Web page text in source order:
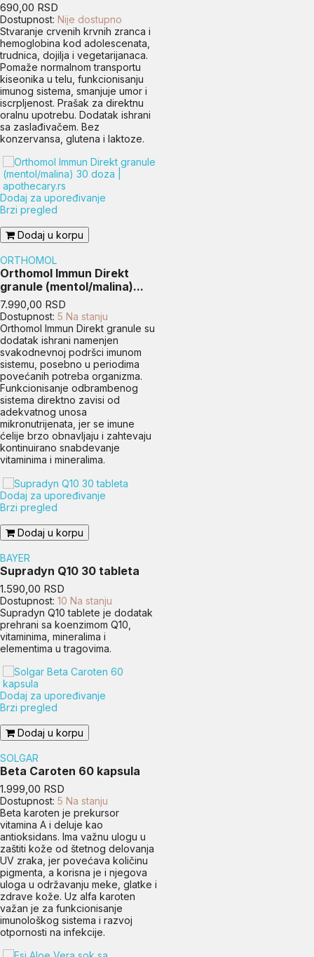
Cena
690,00 RSD
Dostupnost: Nije dostupno
Stvaranje crvenih krvnih zranca i
hemoglobina kod adolescenata,
trudnica, dojilja i vegetarijanaca.
Pomaže normalnom transportu
kiseonika u telu, funkcionisanju
imunog sistema, smanjuje umor i
iscrpljenost. Prašak za direktnu
oralnu upotrebu. Dodatak ishrani
sa zaslađivačem. Bez
konzervansa, glutena i laktoze.
Dodaj za upoređivanje
Brzi pregled
Dodaj u korpu
ORTHOMOL
Orthomol Immun Direkt
granule (mentol/malina)...
Cena
7.990,00 RSD
Dostupnost: 5 Na stanju
Orthomol Immun Direkt granule su
dodatak ishrani namenjen
svakodnevnoj podršci imunom
sistemu, posebno u periodima
povećanih potreba organizma.
Funkcionisanje odbrambenog
sistema direktno zavisi od
adekvatnog unosa
mikronutrijenata, jer se imune
ćelije brzo obnavljaju i zahtevaju
kontinuirano snabdevanje
vitaminima i mineralima.
Dodaj za upoređivanje
Brzi pregled
Dodaj u korpu
BAYER
Supradyn Q10 30 tableta
Cena
1.590,00 RSD
Dostupnost: 10 Na stanju
Supradyn Q10 tablete je dodatak
prehrani sa koenzimom Q10,
vitaminima, mineralima i
elementima u tragovima.
Dodaj za upoređivanje
Brzi pregled
Dodaj u korpu
SOLGAR
Beta Caroten 60 kapsula
Cena
1.999,00 RSD
Dostupnost: 5 Na stanju
Beta karoten je prekursor
vitamina A i deluje kao
antioksidans. Ima važnu ulogu u
zaštiti kože od štetnog delovanja
UV zraka, jer povećava količinu
pigmenta, a korisna je i njegova
uloga u održavanju meke, glatke i
zdrave kože. Uz alfa karoten
važan je za funkcionisanje
imunološkog sistema i razvoj
otpornosti na infekcije.